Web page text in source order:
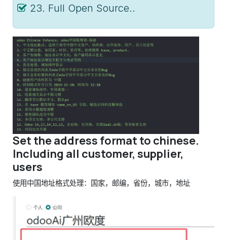
23. Full Open Source..
Set the address format to chinese.
Including all customer, supplier,
users
使用中国地址格式处理：国家，邮编，省份，城市，地址